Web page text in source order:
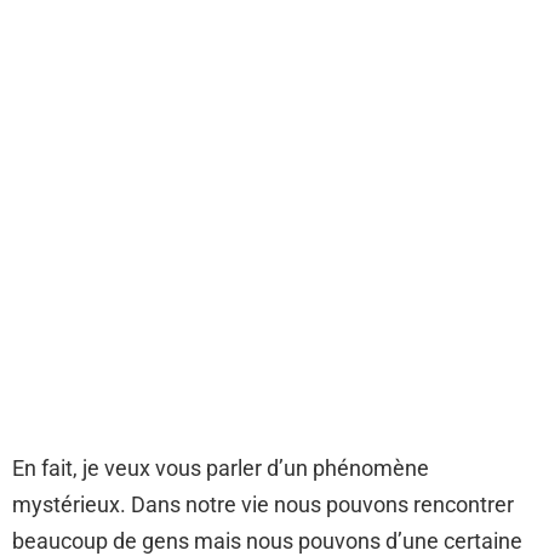
En fait, je veux vous parler d’un phénomène
mystérieux. Dans notre vie nous pouvons rencontrer
beaucoup de gens mais nous pouvons d’une certaine